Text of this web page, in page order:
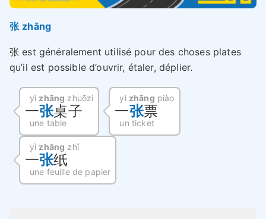
张 zhāng
张 est généralement utilisé pour des choses plates
qu’il est possible d’ouvrir, étaler, déplier.
yì zhāng zhuōzi
一张桌子
une table
yì zhāng piào
一张票
un ticket
yì zhāng zhǐ
一张纸
une feuille de papier